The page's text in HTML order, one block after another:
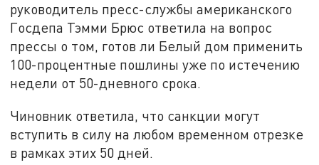
руководитель пресс-службы американского
Госдепа Тэмми Брюс ответила на вопрос
прессы о том, готов ли Белый дом применить
100-процентные пошлины уже по истечению
недели от 50-дневного срока.
Чиновник ответила, что санкции могут
вступить в силу на любом временном отрезке
в рамках этих 50 дней.